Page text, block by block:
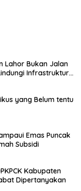
Lahor Bukan Jalan
Infrastruktur
yang Belum tentu
Emas Puncak
Subsidi
Kabupaten
Dipertanyakan